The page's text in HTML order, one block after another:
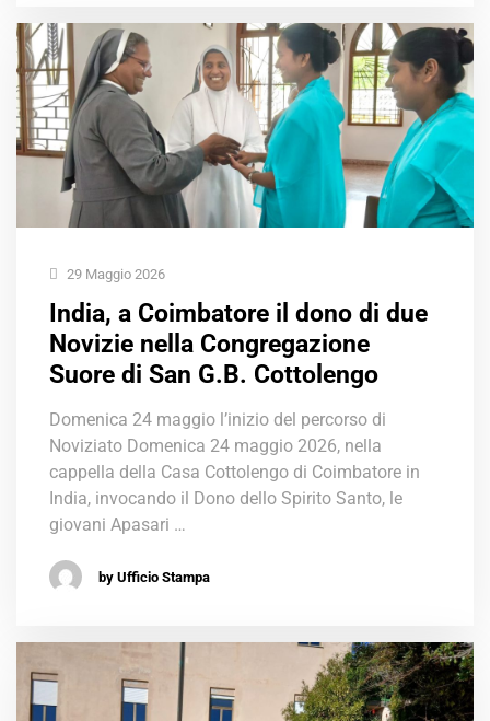
29 Maggio 2026
India, a Coimbatore il dono di due
Novizie nella Congregazione
Suore di San G.B. Cottolengo
Domenica 24 maggio l’inizio del percorso di
Noviziato Domenica 24 maggio 2026, nella
cappella della Casa Cottolengo di Coimbatore in
India, invocando il Dono dello Spirito Santo, le
giovani Apasari …
by Ufficio Stampa